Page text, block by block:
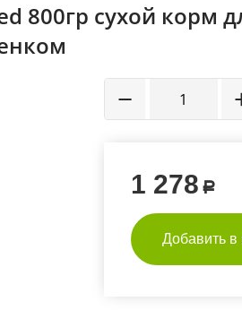
800гр сухой корм
−
1 278 Р
Добавить в